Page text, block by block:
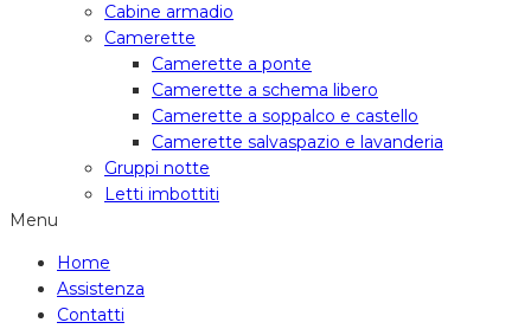
Cabine armadio
Camerette
Camerette a ponte
Camerette a schema libero
Camerette a soppalco e castello
Camerette salvaspazio e lavanderia
Gruppi notte
Letti imbottiti
Menu
Home
Assistenza
Contatti